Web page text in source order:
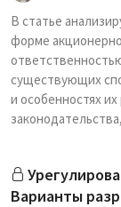
В статье
форме
существующих
и особенностях
Варианты